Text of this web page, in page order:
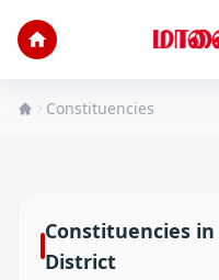
Constituencies
Constituencies in
District